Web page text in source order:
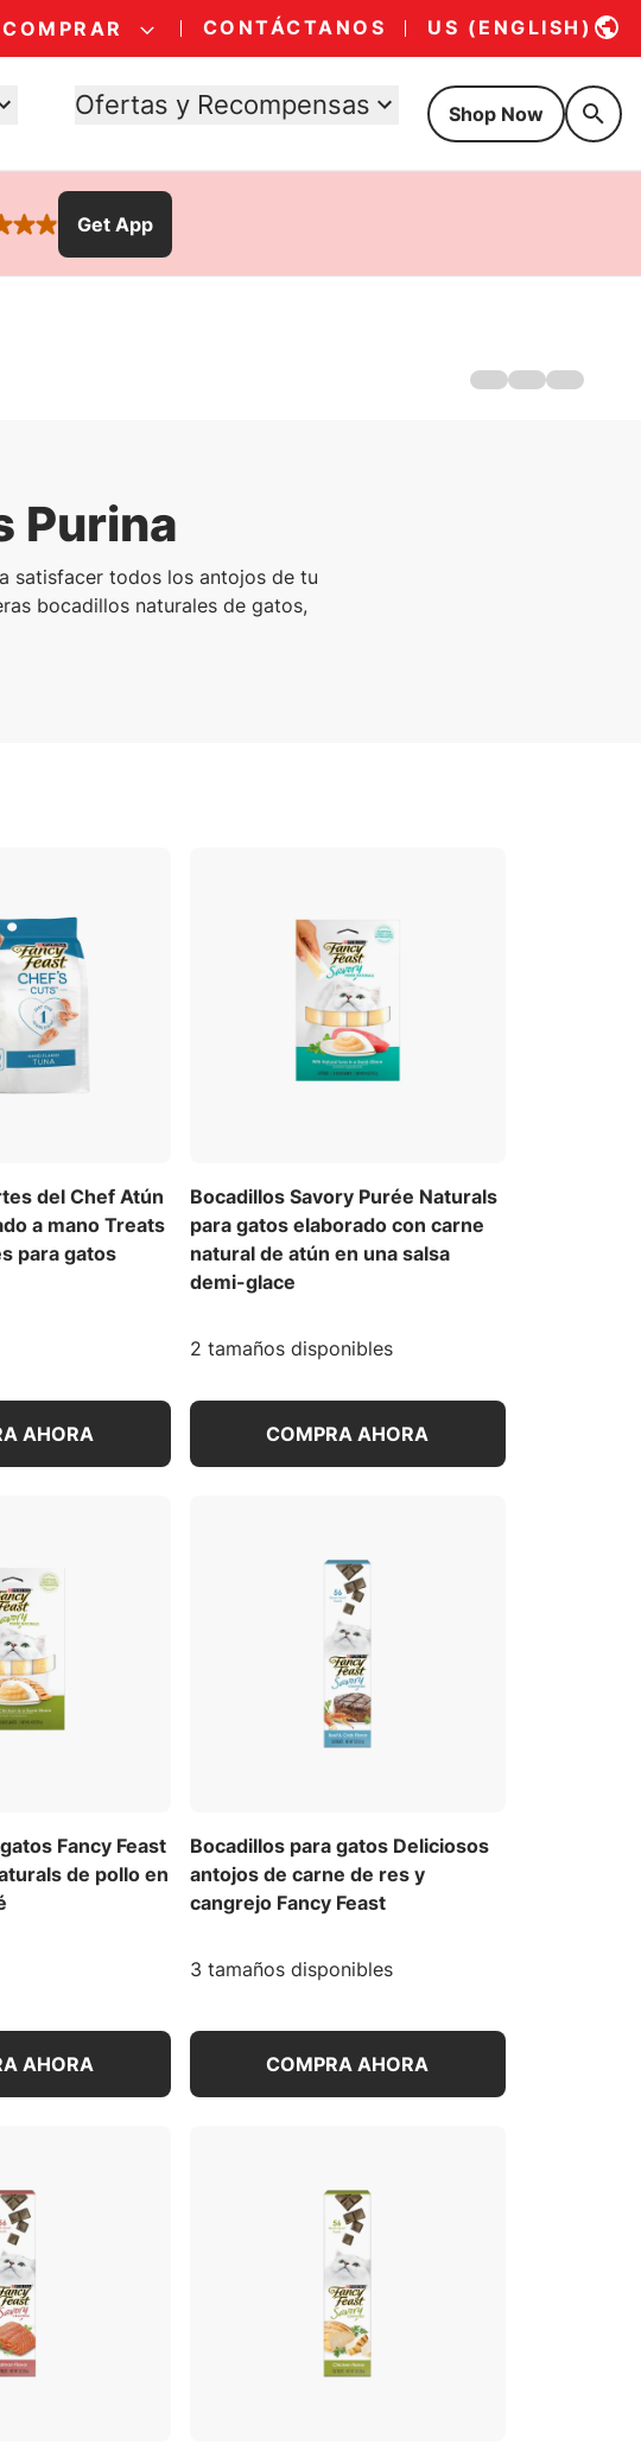
CONTÁCTANOS US (ENGLISH)
Ofertas y Recompensas Shop Now
stars
Get App
Hogar
Purina
satisfacer todos los antojos de tu
bocadillos naturales de gatos,
del Chef Atún
a mano Treats
para gatos
AHORA
Bocadillos Savory Purée Naturals
para gatos elaborado con carne
natural de atún en una salsa
demi-glace
2 tamaños disponibles
COMPRA AHORA
Fancy Feast
de pollo en
AHORA
Bocadillos para gatos Deliciosos
antojos de carne de res y
cangrejo Fancy Feast
3 tamaños disponibles
COMPRA AHORA